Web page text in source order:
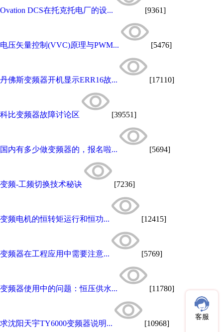
Ovation DCS在托克托电厂的设... [9361]
电压矢量控制(VVC)原理与PWM... [5476]
丹佛斯变频器开机显示ERR16故... [17110]
科比变频器故障讨论区 [39551]
国内有多少做变频器的，报名啦... [5694]
变频-工频切换技术秘诀 [7236]
变频电机的恒转矩运行和恒功... [12415]
变频器在工程应用中需要注意... [5769]
变频器使用中的问题：恒压供水... [11780]
求沈阳天宇TY6000变频器说明... [10968]
客服